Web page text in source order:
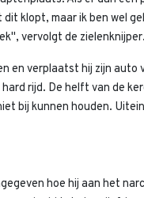
klopt, maar ik ben wel
vervolgt de zielenknijper.
en verplaatst hij zijn auto
rijd. De helft van de
bij kunnen houden.
hoe hij aan het